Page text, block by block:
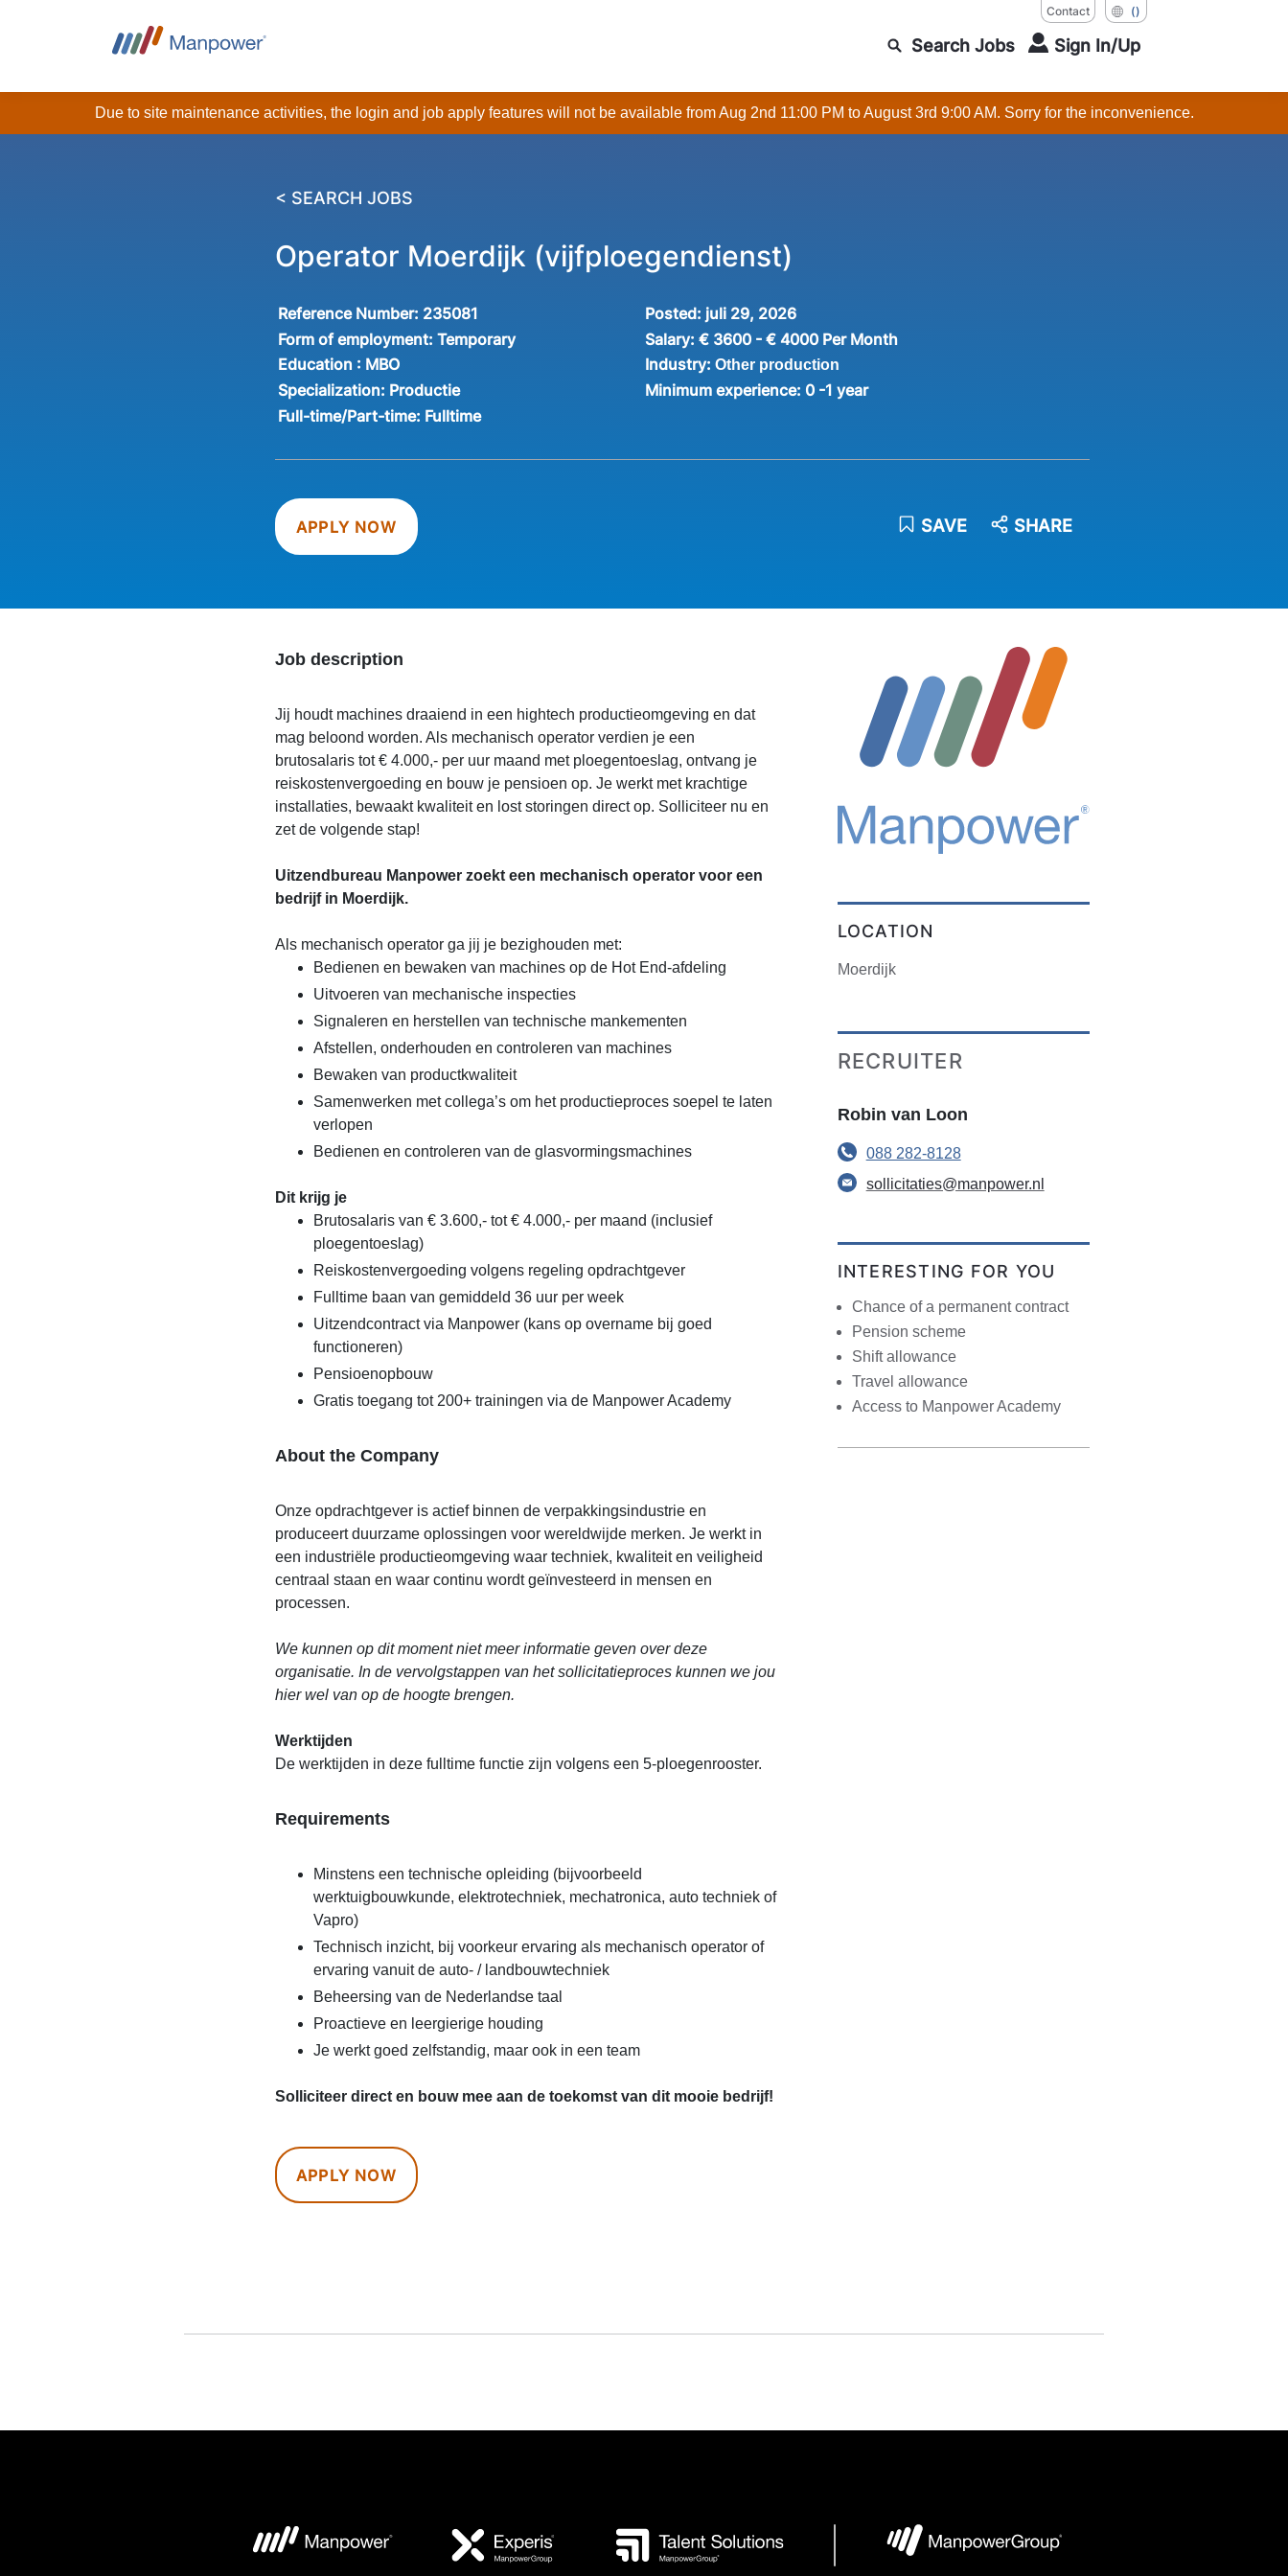
Contact ()
Search Jobs Sign In/Up
Due to site maintenance activities, the login and job apply features will not be available from Aug 2nd 11:00 PM to August 3rd 9:00 AM. Sorry for the inconvenience.
< SEARCH JOBS
Operator Moerdijk (vijfploegendienst)
Reference Number: 235081 Posted: juli 29, 2026
Form of employment:Temporary Salary: € 3600 - € 4000 Per Month
Education : MBO Industry: Other production
Specialization: Productie Minimum experience: 0 -1 year
Full-time/Part-time: Fulltime
APPLY NOW SAVE SHARE
Job description
Jij houdt machines draaiend in een hightech productieomgeving en dat
mag beloond worden. Als mechanisch operator verdien je een
brutosalaris tot € 4.000,- per uur maand met ploegentoeslag, ontvang je
reiskostenvergoeding en bouw je pensioen op. Je werkt met krachtige
installaties, bewaakt kwaliteit en lost storingen direct op. Solliciteer nu en
zet de volgende stap!
Uitzendbureau Manpower zoekt een mechanisch operator voor een
bedrijf in Moerdijk.
Als mechanisch operator ga jij je bezighouden met:
Bedienen en bewaken van machines op de Hot End-afdeling
Uitvoeren van mechanische inspecties
Signaleren en herstellen van technische mankementen
Afstellen, onderhouden en controleren van machines
Bewaken van productkwaliteit
Samenwerken met collega’s om het productieproces soepel te laten
verlopen
Bedienen en controleren van de glasvormingsmachines
Dit krijg je
Brutosalaris van € 3.600,- tot € 4.000,- per maand (inclusief
ploegentoeslag)
Reiskostenvergoeding volgens regeling opdrachtgever
Fulltime baan van gemiddeld 36 uur per week
Uitzendcontract via Manpower (kans op overname bij goed
functioneren)
Pensioenopbouw
Gratis toegang tot 200+ trainingen via de Manpower Academy
About the Company
Onze opdrachtgever is actief binnen de verpakkingsindustrie en
produceert duurzame oplossingen voor wereldwijde merken. Je werkt in
een industriële productieomgeving waar techniek, kwaliteit en veiligheid
centraal staan en waar continu wordt geïnvesteerd in mensen en
processen.
We kunnen op dit moment niet meer informatie geven over deze
organisatie. In de vervolgstappen van het sollicitatieproces kunnen we jou
hier wel van op de hoogte brengen.
Werktijden
De werktijden in deze fulltime functie zijn volgens een 5-ploegenrooster.
Requirements
Minstens een technische opleiding (bijvoorbeeld
werktuigbouwkunde, elektrotechniek, mechatronica, auto techniek of
Vapro)
Technisch inzicht, bij voorkeur ervaring als mechanisch operator of
ervaring vanuit de auto- / landbouwtechniek
Beheersing van de Nederlandse taal
Proactieve en leergierige houding
Je werkt goed zelfstandig, maar ook in een team
Solliciteer direct en bouw mee aan de toekomst van dit mooie bedrijf!
APPLY NOW
LOCATION
Moerdijk
RECRUITER
Robin van Loon
088 282-8128
sollicitaties@manpower.nl
INTERESTING FOR YOU
Chance of a permanent contract
Pension scheme
Shift allowance
Travel allowance
Access to Manpower Academy